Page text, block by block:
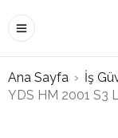
Ana Sayfa › İş
YDS HM 2001 S3